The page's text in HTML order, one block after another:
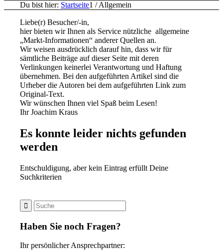
Du bist hier: Startseite1 / Allgemein
Liebe(r) Besucher/-in,
hier bieten wir Ihnen als Service nützliche allgemeine
„Markt-Informationen“ anderer Quellen an.
Wir weisen ausdrücklich darauf hin, dass wir für
sämtliche Beiträge auf dieser Seite mit deren
Verlinkungen keinerlei Verantwortung und Haftung
übernehmen. Bei den aufgeführten Artikel sind die
Urheber die Autoren bei dem aufgeführten Link zum
Original-Text.
Wir wünschen Ihnen viel Spaß beim Lesen!
Ihr Joachim Kraus
Es konnte leider nichts gefunden
werden
Entschuldigung, aber kein Eintrag erfüllt Deine
Suchkriterien
Haben Sie noch Fragen?
Ihr persönlicher Ansprechpartner: